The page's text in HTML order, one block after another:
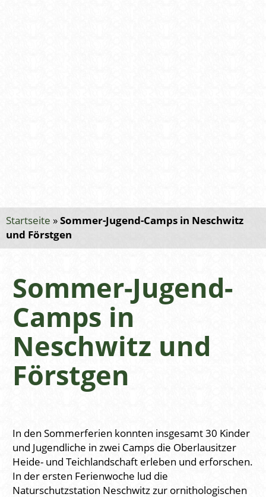
Startseite »Sommer-Jugend-Camps in Neschwitz
und Förstgen
Sommer-Jugend-
Camps in
Neschwitz und
Förstgen
In den Sommerferien konnten insgesamt 30 Kinder
und Jugendliche in zwei Camps die Oberlausitzer
Heide- und Teichlandschaft erleben und erforschen.
In der ersten Ferienwoche lud die
Naturschutzstation Neschwitz zur ornithologischen